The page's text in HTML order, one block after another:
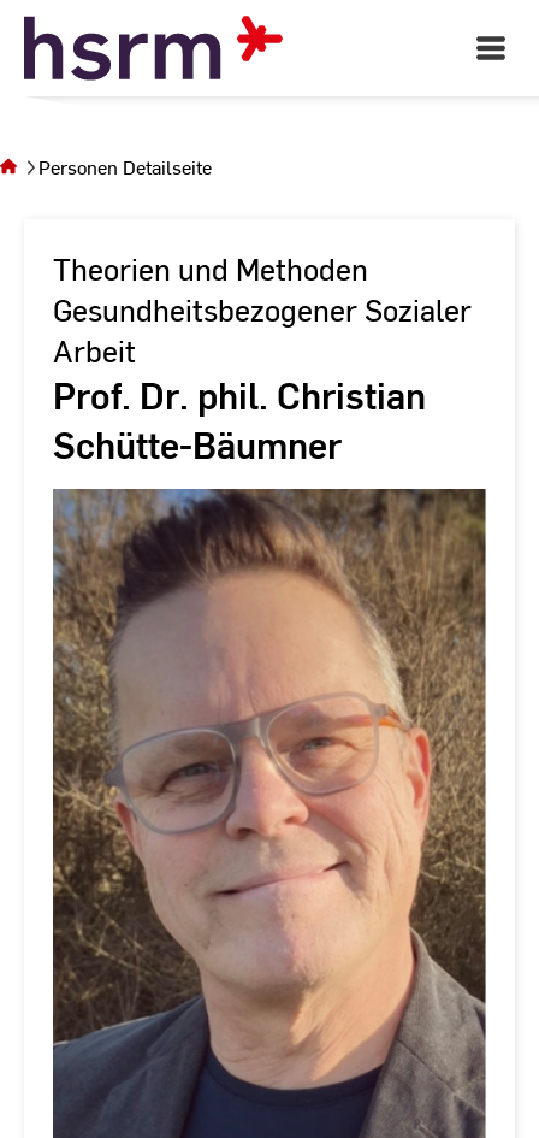
Skip
Content
Open
Main
sich auf
der SeitePersonen Detailseite
Theorien und Methoden
Gesundheitsbezogener Sozialer
Arbeit
Prof. Dr. phil. Christian
Schütte-Bäumner